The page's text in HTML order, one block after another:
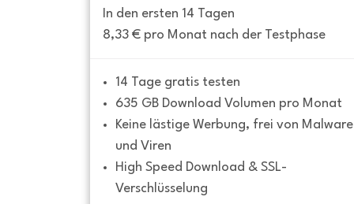
In den ersten 14 Tagen
8,33 € pro Monat nach der Testphase
14 Tage gratis testen
635 GB Download Volumen pro Monat
Keine lästige Werbung, frei von Malware
und Viren
High Speed Download & SSL-
Verschlüsselung